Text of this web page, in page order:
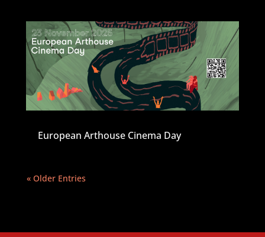
European Arthouse Cinema Day
« Older Entries